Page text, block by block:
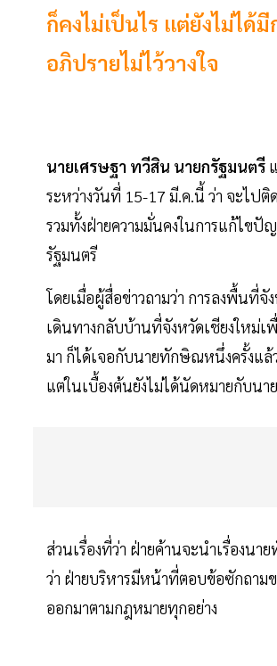
ก็คงไม่เป็นไร แต่ยังไม่ไ
อภิปรายไม่ไว้วางใจ
นายเศรษฐา ทวีสิน นายกรัฐมนตรี
ระหว่างวันที่ 15-17 มี.ค.นี้ ว่า จะไป
รวมทั้งฝ่ายความมั่นคงในการแก้ไข
รัฐมนตรี
โดยเมื่อผู้สื่อข่าวถามว่า การลงพื้นที่
เดินทางกลับบ้านที่จังหวัดเชียงใหม่
มา ก็ได้เจอกับนายทักษิณหนึ่งครั้งแล้
แต่ในเบื้องต้นยังไม่ได้นัดหมายกับน
ส่วนเรื่องที่ว่า ฝ่ายค้านจะนำเรื่องน
ว่า ฝ่ายบริหารมีหน้าที่ตอบข้อซักถา
ออกมาตามกฎหมายทุกอย่าง